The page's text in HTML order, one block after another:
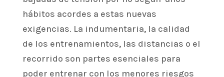
hábitos acordes a estas nuevas
exigencias. La indumentaria, la calidad
de los entrenamientos, las distancias o el
recorrido son partes esenciales para
poder entrenar con los menores riesgos